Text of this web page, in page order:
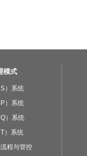
模式
）系统
）系统
）系统
）系统
程与管控